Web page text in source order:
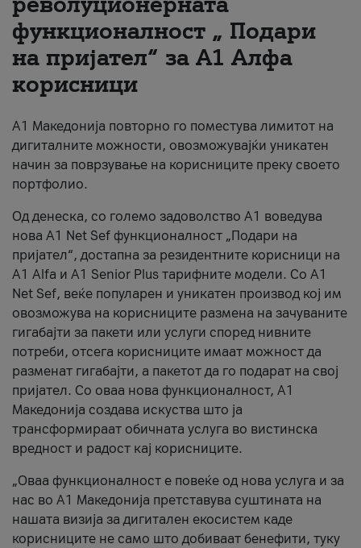
За нас
#ПодобарОнлајн
функционалност „ Подари
на пријател“ за А1 Алфа
корисници
А1 Македонија повторно го поместува лимитот на
дигиталните можности, овозможувајќи уникатен
начин за поврзување на корисниците преку своето
портфолио.
Од денеска, со големо задоволство А1 воведува
нова A1 Net Sef функционалност „Подари на
пријател“, достапна за резидентните корисници на
А1 Alfa и A1 Senior Plus тарифните модели. Со A1
Net Sef, веќе популарен и уникатен производ кој им
овозможува на корисниците размена на зачуваните
гигабајти за пакети или услуги според нивните
потреби, отсега корисниците имаат можност да
разменат гигабајти, а пакетот да го подарат на свој
пријател. Со оваа нова функционалност, А1
Македонија создава искуства што ја
трансформираат обичната услуга во вистинска
вредност и радост кај корисниците.
„Оваа функционалност е повеќе од нова услуга и за
нас во А1 Македонија претставува суштината на
нашата визија за дигитален екосистем каде
корисниците не само што добиваат бенефити, туку